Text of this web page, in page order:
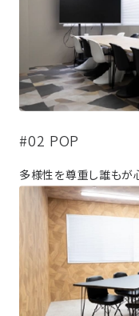
#02 POP
多様性を尊重し誰もが